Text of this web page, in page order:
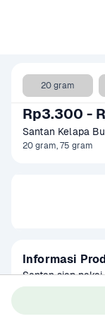
20 gram
Rp3.300 -
Santan Kelapa
20 gram, 75 gram
Informasi
Santan siap
Dikemas dalam
mudah dipakai.
Kategori